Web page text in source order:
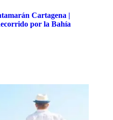
Cartagena |
por la Bahía